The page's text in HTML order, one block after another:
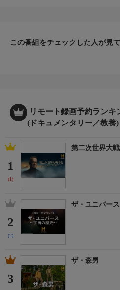
この番組をチェックした人が見
リモート録画予約ランキ
(ドキュメンタリー／教養)
1
(1)
第二次世界大
2
(2)
ザ・ユニバー
3
ザ・森男